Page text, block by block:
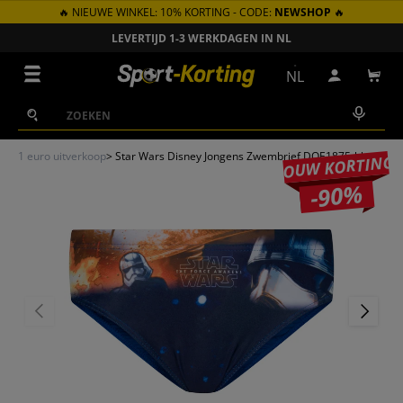
GA NAAR INHOUD
🔥 NIEUWE WINKEL: 10% KORTING - CODE: NEWSHOP 🔥
LEVERTIJD 1-3 WERKDAGEN IN NL
Zoeken
Zoeken
NL Inloggen
1 euro uitverkoop> Star Wars Disney Jongens Zwembrief DQE1875-blauw
JOUW KORTING
-90%
VORIGE